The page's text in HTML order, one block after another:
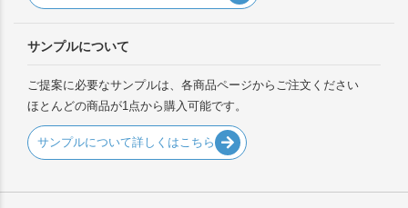
サンプルについて
ご提案に必要なサンプルは、各商品ページからご注文ください
ほとんどの商品が1点から購入可能です。
サンプルについて詳しくはこちら